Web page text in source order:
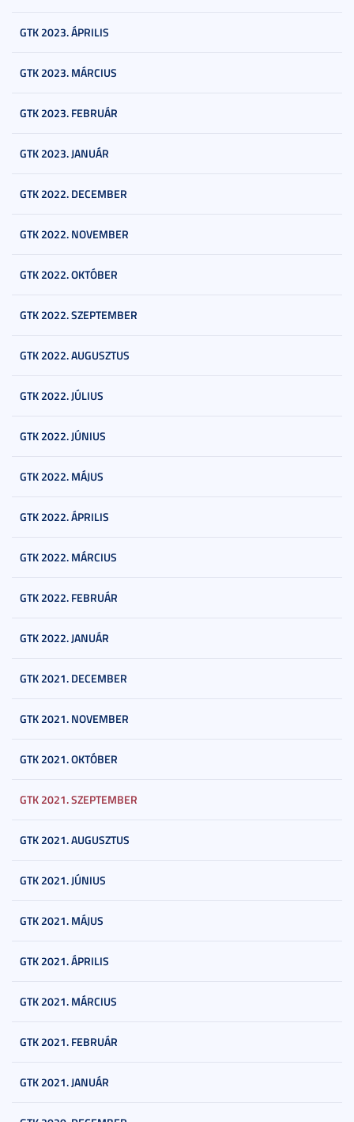
GTK 2023. ÁPRILIS
GTK 2023. MÁRCIUS
GTK 2023. FEBRUÁR
GTK 2023. JANUÁR
GTK 2022. DECEMBER
GTK 2022. NOVEMBER
GTK 2022. OKTÓBER
GTK 2022. SZEPTEMBER
GTK 2022. AUGUSZTUS
GTK 2022. JÚLIUS
GTK 2022. JÚNIUS
GTK 2022. MÁJUS
GTK 2022. ÁPRILIS
GTK 2022. MÁRCIUS
GTK 2022. FEBRUÁR
GTK 2022. JANUÁR
GTK 2021. DECEMBER
GTK 2021. NOVEMBER
GTK 2021. OKTÓBER
GTK 2021. SZEPTEMBER
GTK 2021. AUGUSZTUS
GTK 2021. JÚNIUS
GTK 2021. MÁJUS
GTK 2021. ÁPRILIS
GTK 2021. MÁRCIUS
GTK 2021. FEBRUÁR
GTK 2021. JANUÁR